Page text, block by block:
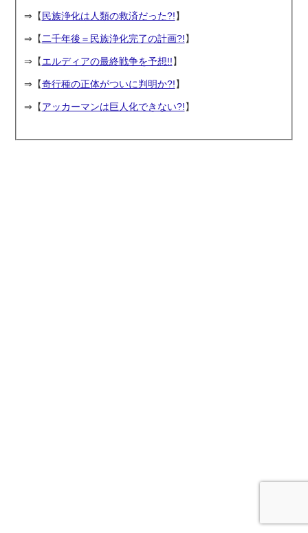
⇒【 民族浄化は人類の救済だった?!】
⇒【 二千年後＝民族浄化完了の計画?!】
⇒【エルディアの最終戦争を予想!!】
⇒【奇行種の正体がついに判明か?!】
⇒【アッカーマンは巨人化できない?!】